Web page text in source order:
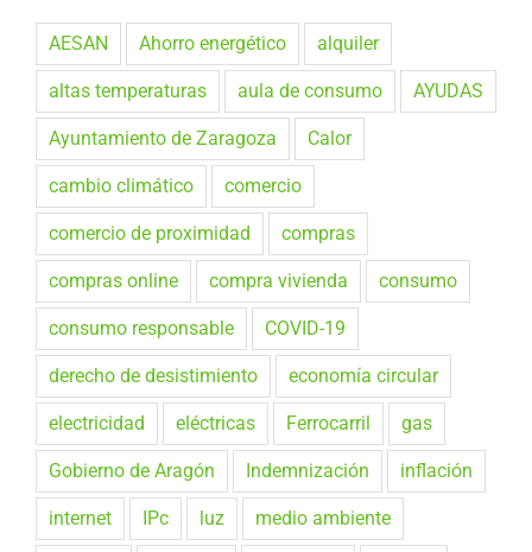
AESAN Ahorro energético alquiler
altas temperaturas aula de consumo AYUDAS
Ayuntamiento de Zaragoza Calor
cambio climático comercio
comercio de proximidad compras
compras online compra vivienda consumo
consumo responsable COVID-19
derecho de desistimiento economía circular
electricidad eléctricas Ferrocarril gas
Gobierno de Aragón Indemnización inflación
internet IPc luz medio ambiente